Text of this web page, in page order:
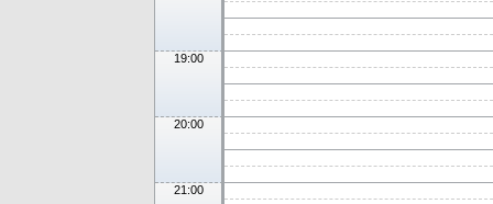
19:00
20:00
21:00